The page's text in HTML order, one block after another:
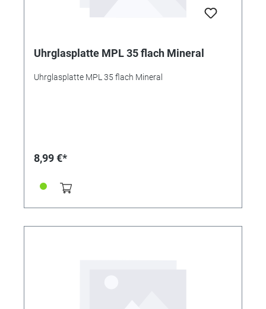
Uhrglasplatte MPL 35 flach Mineral
Uhrglasplatte MPL 35 flach Mineral
8,99 €*